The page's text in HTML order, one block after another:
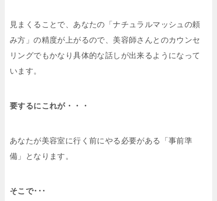
見まくることで、あなたの「ナチュラルマッシュの頼
み方」の精度が上がるので、美容師さんとのカウンセ
リングでもかなり具体的な話しが出来るようになって
います。
要するにこれが・・・
あなたが美容室に行く前にやる必要がある「事前準
備」となります。
そこで･･･